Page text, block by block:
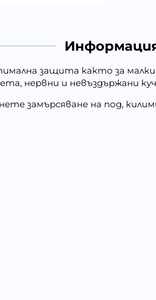
защита както за малки
нервни и невъздържани
замърсяване на под,